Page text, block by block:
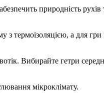
природність рухів
з термоізоляцією, а для
Вибирайте гетри
мікроклімату.